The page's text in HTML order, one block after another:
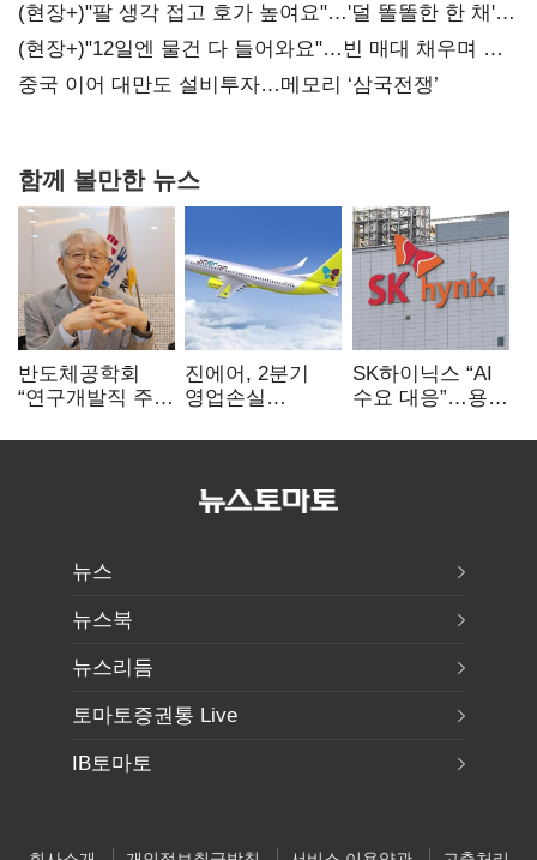
숙제
(현장+)"팔 생각 접고 호가 높여요"…'덜 똘똘한 한 채'
20억 키맞추기
(현장+)"12일엔 물건 다 들어와요"…빈 매대 채우며 문
연 홈플러스
중국 이어 대만도 설비투자…메모리 ‘삼국전쟁’
함께 볼만한 뉴스
반도체공학회
“연구개발직 주
개선해야”
진에어, 2분기
영업손실
상승 여파
SK하이닉스 “AI
수요 대응”…용인
투자
뉴스
뉴스북
뉴스리듬
토마토증권통 Live
IB토마토